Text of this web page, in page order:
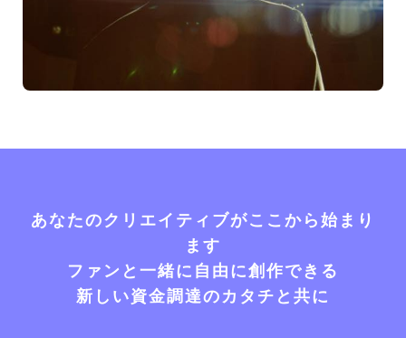
あなたのクリエイティブがここから始まり
ます
ファンと一緒に自由に創作できる
新しい資金調達のカタチと共に